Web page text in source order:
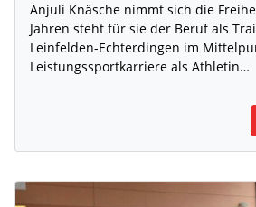
Anjuli Knäsche nimmt sich die
Jahren steht für sie der Beruf als
Leinfelden-Echterdingen im
Leistungssportkarriere als Athletin…